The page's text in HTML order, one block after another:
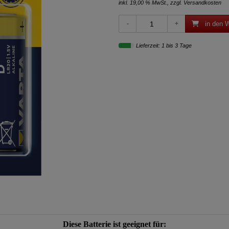
inkl. 19,00 % MwSt., zzgl. Versandkosten
in den
Lieferzeit: 1 bis 3 Tage
Diese Batterie ist geeignet für: